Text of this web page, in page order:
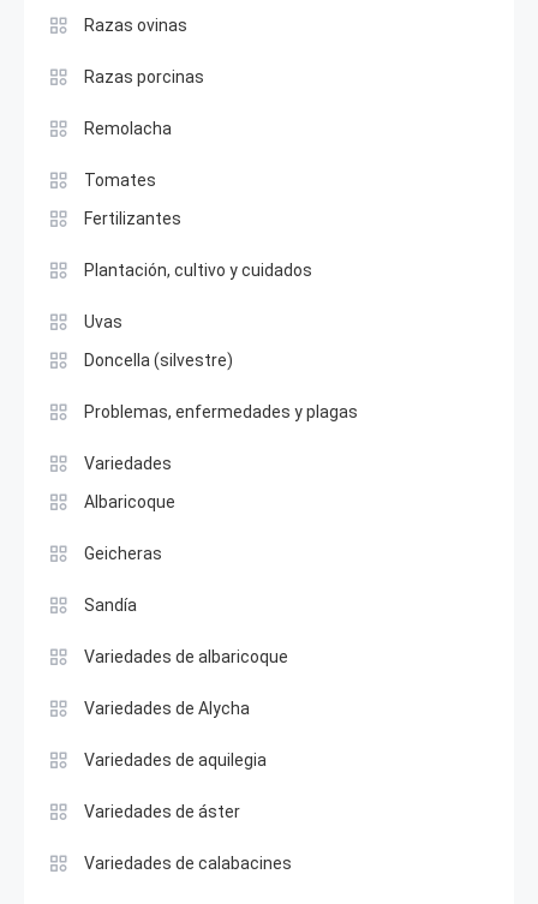
Razas ovinas
Razas porcinas
Remolacha
Tomates
Fertilizantes
Plantación, cultivo y cuidados
Uvas
Doncella (silvestre)
Problemas, enfermedades y plagas
Variedades
Albaricoque
Geicheras
Sandía
Variedades de albaricoque
Variedades de Alycha
Variedades de aquilegia
Variedades de áster
Variedades de calabacines